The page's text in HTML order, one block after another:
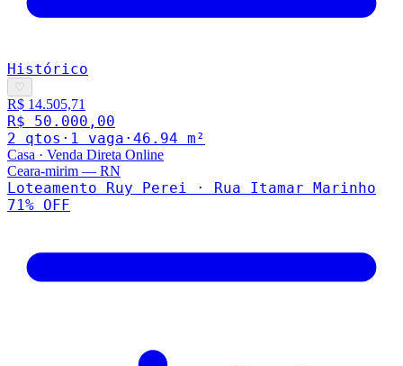
Histórico
♡
R$ 14.505,71
R$ 50.000,00
2 qtos · 1 vaga · 46.94 m²
Casa · Venda Direta Online
Ceara-mirim — RN
Loteamento Ruy Perei · Rua Itamar Marinho
71% OFF